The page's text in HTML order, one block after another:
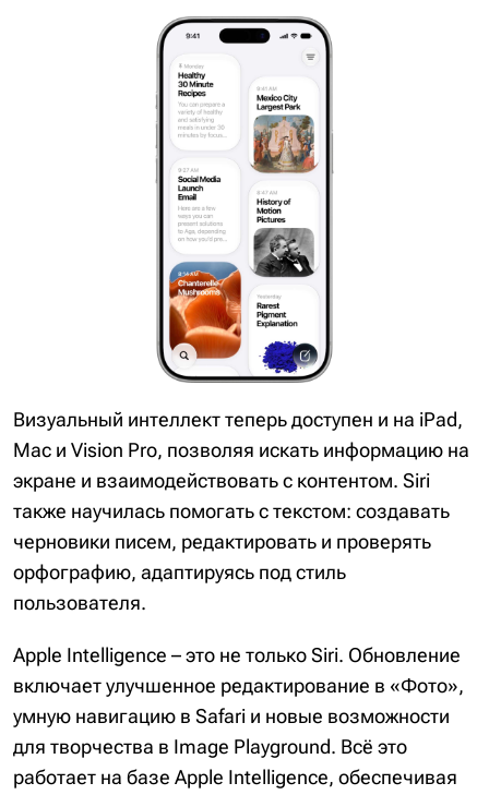
Визуальный интеллект теперь доступен и на iPad,
Mac и Vision Pro, позволяя искать информацию на
экране и взаимодействовать с контентом. Siri
также научилась помогать с текстом: создавать
черновики писем, редактировать и проверять
орфографию, адаптируясь под стиль
пользователя.
Apple Intelligence – это не только Siri. Обновление
включает улучшенное редактирование в «Фото»,
умную навигацию в Safari и новые возможности
для творчества в Image Playground. Всё это
работает на базе Apple Intelligence, обеспечивая